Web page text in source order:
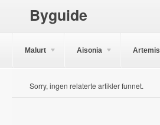
Byguide
Malurt Aisonia Artemis
Sorry, ingen relaterte artikler funnet.